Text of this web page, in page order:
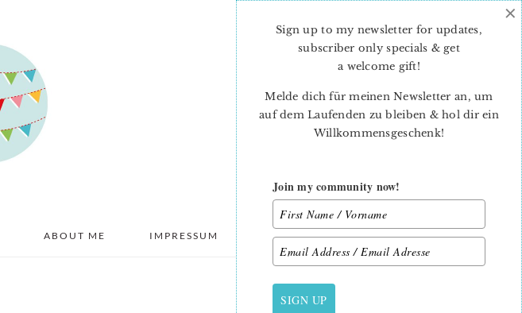
ABOUT ME IMPRESSUM DATENSCHUTZ
PRIMARY
Sign up to my newsletter for updates,
subscriber only specials & get
a welcome gift!
Melde dich für meinen Newsletter an, um
auf dem Laufenden zu bleiben & hol dir ein
Willkommensgeschenk!
Join my community now!
SIGN UP
×